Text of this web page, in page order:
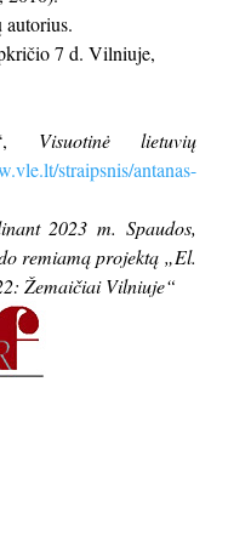
7 d. Vilniuje,
Visuotinė lietuvių
straipsnis/antanas-
2023 m. Spaudos,
remiamą projektą „El.
Žemaičiai Vilniuje“